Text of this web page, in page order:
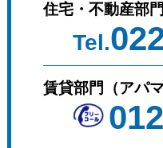
住宅・不動産部門
Tel.
賃貸部門（アパ